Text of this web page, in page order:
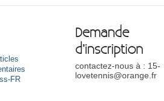
FR
Demande
d’inscription
contactez-nous à : 15-
lovetennis@orange.fr